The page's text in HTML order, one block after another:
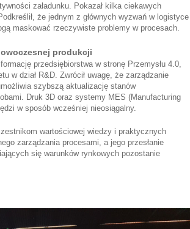
załadunku. Pokazał kilka ciekawych
że jednym z głównych wyzwań w logistyce
maskować rzeczywiste problemy w procesach.
produkcji
przedsiębiorstwa w stronę Przemysłu 4.0,
w dział R&D. Zwrócił uwagę, że zarządzanie
szybszą aktualizację stanów
Druk 3D oraz systemy MES (Manufacturing
w sposób wcześniej nieosiągalny.
wartościowej wiedzy i praktycznych
zarządzania procesami, a jego przesłanie
się warunków rynkowych pozostanie